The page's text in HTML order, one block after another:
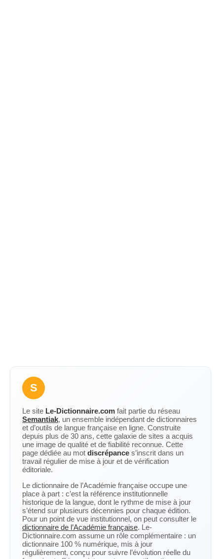
S
Le site Le-Dictionnaire.com fait partie du réseau
Semantiak, un ensemble indépendant de dictionnaires
et d’outils de langue française en ligne. Construite
depuis plus de 30 ans, cette galaxie de sites a acquis
une image de qualité et de fiabilité reconnue. Cette
page dédiée au mot discrépance s’inscrit dans un
travail régulier de mise à jour et de vérification
éditoriale.
Le dictionnaire de l’Académie française occupe une
place à part : c’est la référence institutionnelle
historique de la langue, dont le rythme de mise à jour
s’étend sur plusieurs décennies pour chaque édition.
Pour un point de vue institutionnel, on peut consulter le
dictionnaire de l’Académie française. Le-
Dictionnaire.com assume un rôle complémentaire : un
dictionnaire 100 % numérique, mis à jour
régulièrement, conçu pour suivre l’évolution réelle du